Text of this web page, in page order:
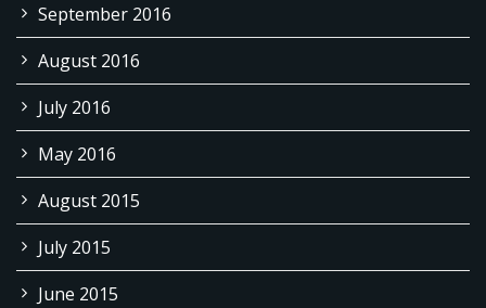
September 2016
August 2016
July 2016
May 2016
August 2015
July 2015
June 2015